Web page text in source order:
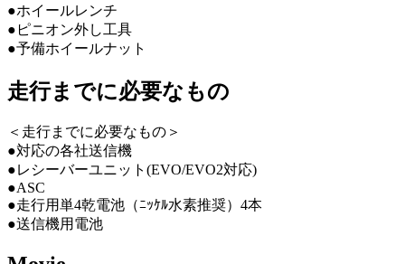
●ホイールレンチ
●ピニオン外し工具
●予備ホイールナット
走行までに必要なもの
＜走行までに必要なもの＞
●対応の各社送信機
●レシーバーユニット(EVO/EVO2対応)
●ASC
●走行用単4乾電池（ﾆｯｹﾙ水素推奨）4本
●送信機用電池